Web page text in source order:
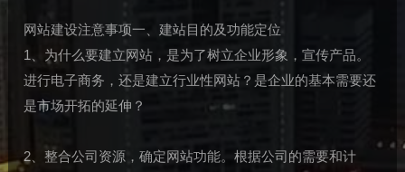
网站建设注意事项一、建站目的及功能定位
1、为什么要建立网站，是为了树立企业形象，宣传产品。
进行电子商务，还是建立行业性网站？是企业的基本需要还
是市场开拓的延伸？
2、整合公司资源，确定网站功能。根据公司的需要和计